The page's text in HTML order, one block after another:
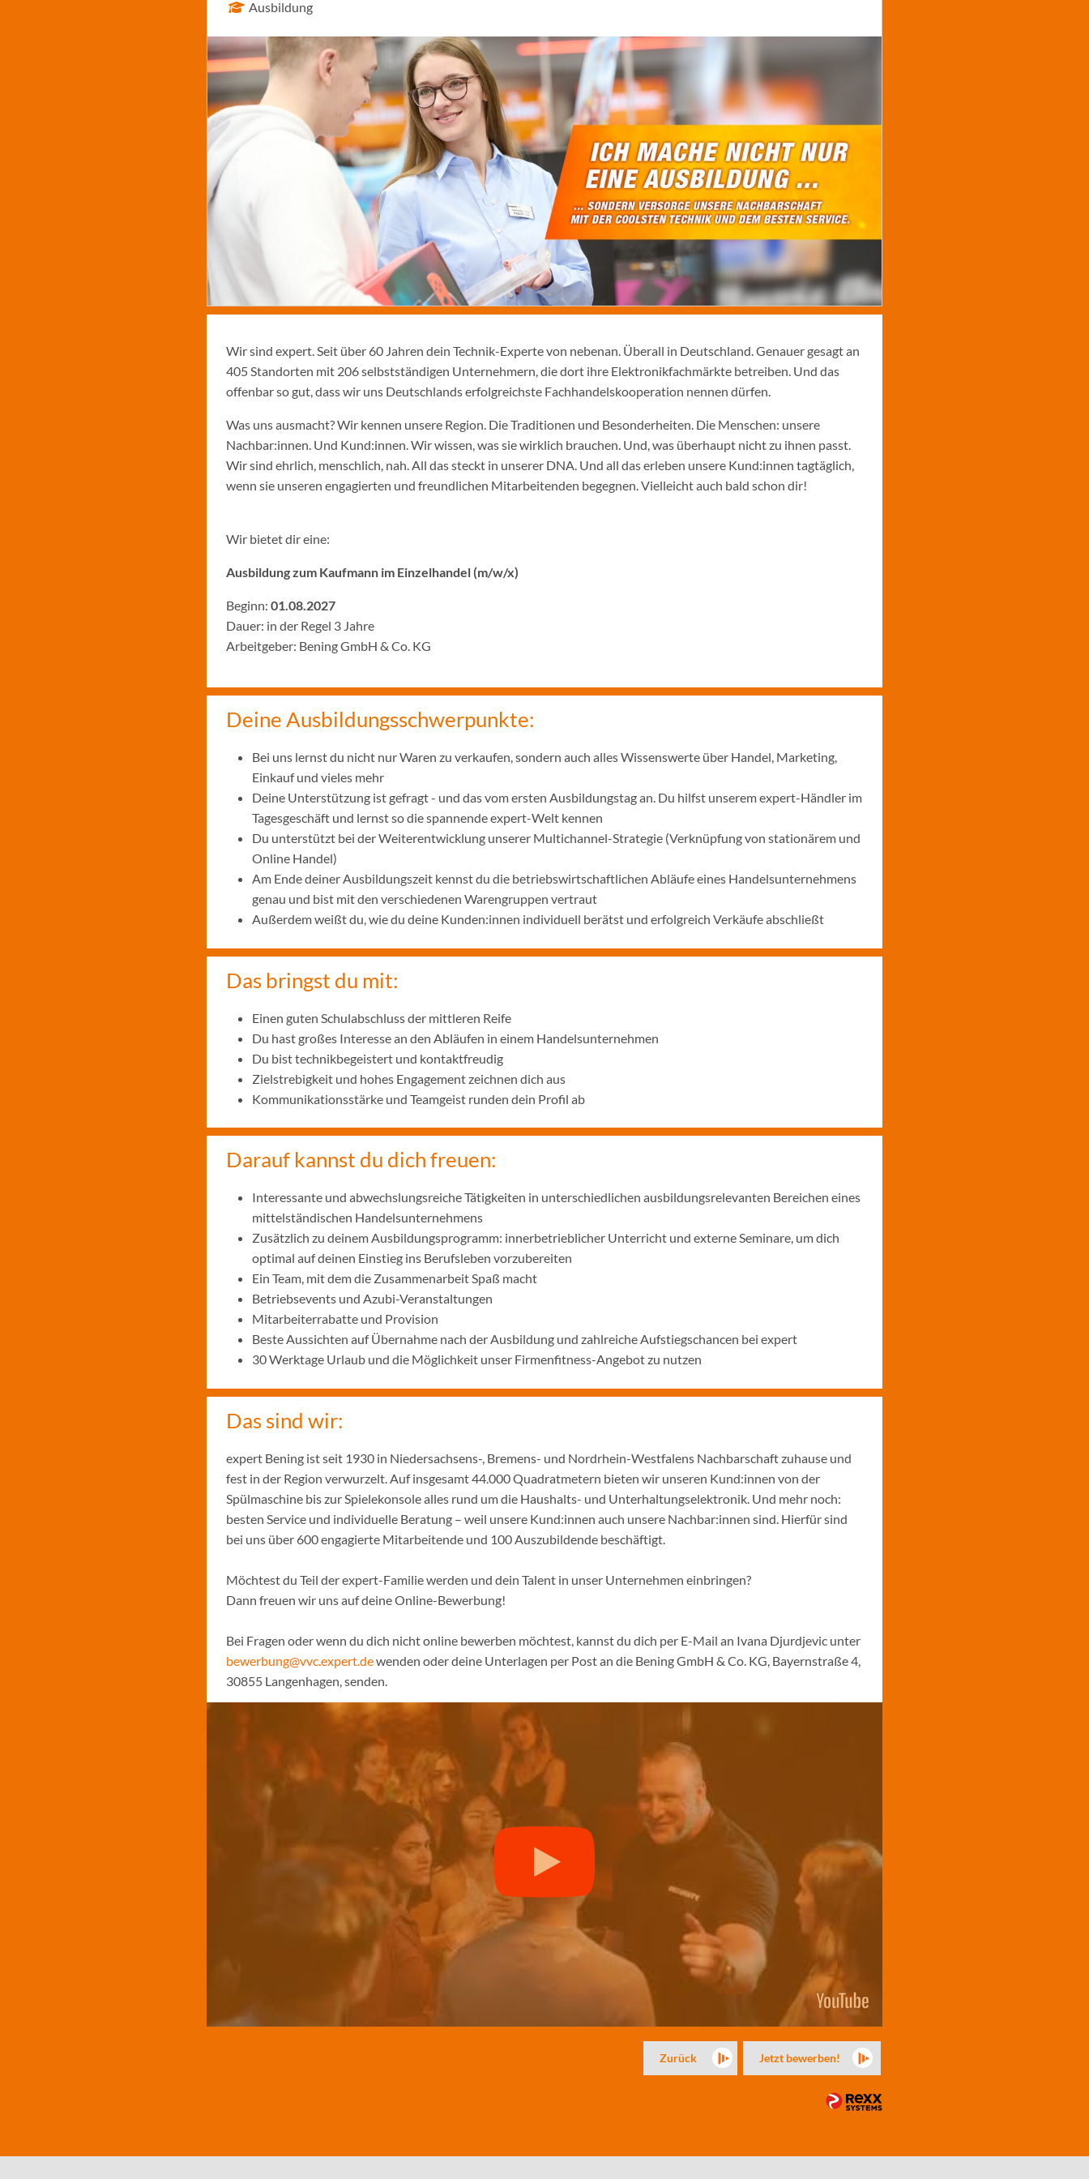
Ausbildung
Wir sind expert. Seit über 60 Jahren dein Technik-Experte von nebenan. Überall in Deutschland. Genauer gesagt an
405 Standorten mit 206 selbstständigen Unternehmern, die dort ihre Elektronikfachmärkte betreiben. Und das
offenbar so gut, dass wir uns Deutschlands erfolgreichste Fachhandelskooperation nennen dürfen.
Was uns ausmacht? Wir kennen unsere Region. Die Traditionen und Besonderheiten. Die Menschen: unsere
Nachbar:innen. Und Kund:innen. Wir wissen, was sie wirklich brauchen. Und, was überhaupt nicht zu ihnen passt.
Wir sind ehrlich, menschlich, nah. All das steckt in unserer DNA. Und all das erleben unsere Kund:innen tagtäglich,
wenn sie unseren engagierten und freundlichen Mitarbeitenden begegnen. Vielleicht auch bald schon dir!
Wir bietet dir eine:
Ausbildung zum Kaufmann im Einzelhandel (m/w/x)
Beginn: 01.08.2027
Dauer: in der Regel 3 Jahre
Arbeitgeber: Bening GmbH & Co. KG
Deine Ausbildungsschwerpunkte:
Bei uns lernst du nicht nur Waren zu verkaufen, sondern auch alles Wissenswerte über Handel, Marketing,
Einkauf und vieles mehr
Deine Unterstützung ist gefragt - und das vom ersten Ausbildungstag an. Du hilfst unserem expert-Händler im
Tagesgeschäft und lernst so die spannende expert-Welt kennen
Du unterstützt bei der Weiterentwicklung unserer Multichannel-Strategie (Verknüpfung von stationärem und
Online Handel)
Am Ende deiner Ausbildungszeit kennst du die betriebswirtschaftlichen Abläufe eines Handelsunternehmens
genau und bist mit den verschiedenen Warengruppen vertraut
Außerdem weißt du, wie du deine Kunden:innen individuell berätst und erfolgreich Verkäufe abschließt
Das bringst du mit:
Einen guten Schulabschluss der mittleren Reife
Du hast großes Interesse an den Abläufen in einem Handelsunternehmen
Du bist technikbegeistert und kontaktfreudig
Zielstrebigkeit und hohes Engagement zeichnen dich aus
Kommunikationsstärke und Teamgeist runden dein Profil ab
Darauf kannst du dich freuen:
Interessante und abwechslungsreiche Tätigkeiten in unterschiedlichen ausbildungsrelevanten Bereichen eines
mittelständischen Handelsunternehmens
Zusätzlich zu deinem Ausbildungsprogramm: innerbetrieblicher Unterricht und externe Seminare, um dich
optimal auf deinen Einstieg ins Berufsleben vorzubereiten
Ein Team, mit dem die Zusammenarbeit Spaß macht
Betriebsevents und Azubi-Veranstaltungen
Mitarbeiterrabatte und Provision
Beste Aussichten auf Übernahme nach der Ausbildung und zahlreiche Aufstiegschancen bei expert
30 Werktage Urlaub und die Möglichkeit unser Firmenfitness-Angebot zu nutzen
Das sind wir:
expert Bening ist seit 1930 in Niedersachsens-, Bremens- und Nordrhein-Westfalens Nachbarschaft zuhause und
fest in der Region verwurzelt. Auf insgesamt 44.000 Quadratmetern bieten wir unseren Kund:innen von der
Spülmaschine bis zur Spielekonsole alles rund um die Haushalts- und Unterhaltungselektronik. Und mehr noch:
besten Service und individuelle Beratung – weil unsere Kund:innen auch unsere Nachbar:innen sind. Hierfür sind
bei uns über 600 engagierte Mitarbeitende und 100 Auszubildende beschäftigt.
Möchtest du Teil der expert-Familie werden und dein Talent in unser Unternehmen einbringen?
Dann freuen wir uns auf deine Online-Bewerbung!
Bei Fragen oder wenn du dich nicht online bewerben möchtest, kannst du dich per E-Mail an Ivana Djurdjevic unter
bewerbung@vvc.expert.dewenden oder deine Unterlagen per Post an die Bening GmbH & Co. KG, Bayernstraße 4,
30855 Langenhagen, senden.
Zurück Jetzt bewerben!